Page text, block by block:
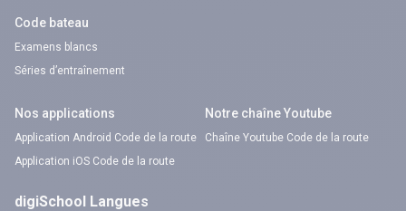
Code bateau
Examens blancs
Séries d’entraînement
Nos applications
Application Android Code de la route
Application iOS Code de la route
Notre chaîne Youtube
Chaîne Youtube Code de la route
digiSchool Langues